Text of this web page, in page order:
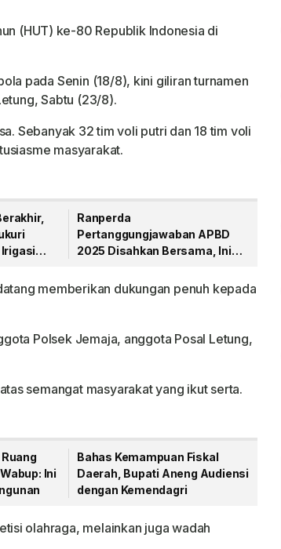
(HUT) ke-80 Republik Indonesia di
pada Senin (18/8), kini giliran turnamen
Sabtu (23/8).
Sebanyak 32 tim voli putri dan 18 tim voli
masyarakat.
Ranperda
Pertanggungjawaban APBD
2025 Disahkan Bersama, Ini
memberikan dukungan penuh kepada
Polsek Jemaja, anggota Posal Letung,
semangat masyarakat yang ikut serta.
Ini
Bahas Kemampuan Fiskal
Daerah, Bupati Aneng Audiensi
dengan Kemendagri
olahraga, melainkan juga wadah